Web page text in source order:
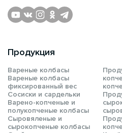
Продукция
Вареные колбасы
Вареные колбасы
фиксированный вес
Сосиски и сардельки
Варено-копченые и
полукопченые колбасы
Сыровяленые и
сырокопченые колбасы